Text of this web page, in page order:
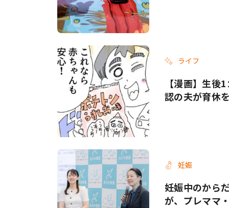
ライフ
【漫画】生
認の夫が育休
妊娠
妊娠中のから
が、プレママ